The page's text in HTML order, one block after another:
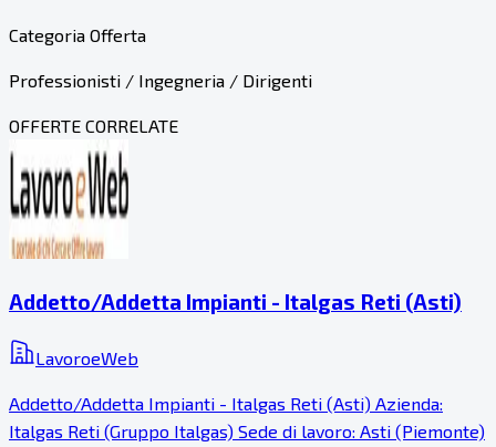
Categoria Offerta
Professionisti / Ingegneria / Dirigenti
OFFERTE CORRELATE
Addetto/Addetta Impianti - Italgas Reti (Asti)
LavoroeWeb
Addetto/Addetta Impianti - Italgas Reti (Asti) Azienda:
Italgas Reti (Gruppo Italgas) Sede di lavoro: Asti (Piemonte)